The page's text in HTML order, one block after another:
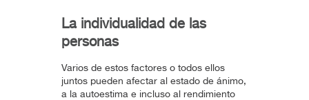
La individualidad de las
personas
Varios de estos factores o todos ellos
juntos pueden afectar al estado de ánimo,
a la autoestima e incluso al rendimiento